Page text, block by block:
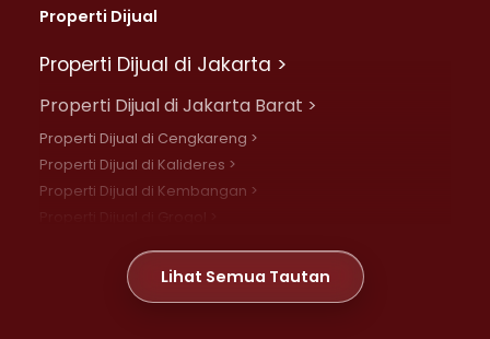
Properti Dijual
Properti Dijual di Jakarta >
Properti Dijual di Jakarta Barat >
Properti Dijual di Cengkareng >
Properti Dijual di Kalideres >
Properti Dijual di Kembangan >
Properti Dijual di Meruya >
Properti Dijual di Jelambar >
Lihat Semua Tautan